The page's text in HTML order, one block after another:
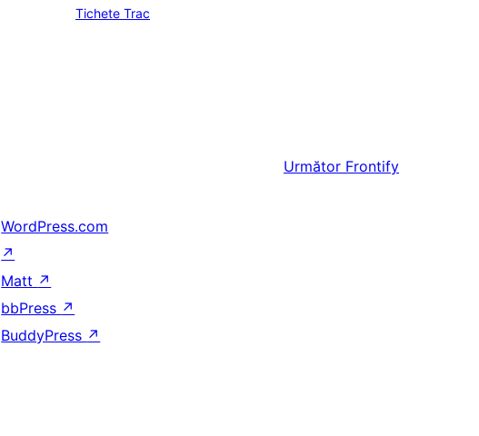
Tichete Trac
Următor Frontify
WordPress.com
↗
Matt ↗
bbPress ↗
BuddyPress ↗